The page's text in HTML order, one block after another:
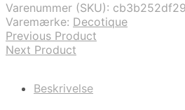
7.490,00 kr..5.992,00
Varenummer (SKU):
Varemærke: Decotique
Previous Product
Next Product
Beskrivelse